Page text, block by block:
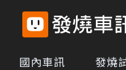
國內車訊 發燒